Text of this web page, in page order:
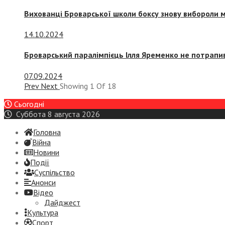
Вихованці Броварської школи боксу знову вибороли
14.10.2024
Броварський паралімпієць Ілля Яременко не
07.09.2024
Prev Next Showing 1 Of 18
Сьогодні
Суббота 8 августа 2026
Головна
Війна
Новини
Події
Суспiльство
Анонси
Відео
Дайджест
Культура
Спорт